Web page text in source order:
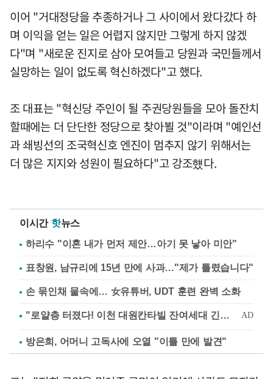
이어 "거대정당을 추종하거나 그 사이에서 왔다갔다 하
며 이익을 얻는 일은 어렵지 않지만 그렇게 하지 않겠
다"며 "새로운 진지로 삼아 모여들고 당원과 국민들께서
실망하는 일이 없도록 혁신하겠다"고 했다.
조 대표는 "혁신당 주인이 될 주권당원들을 모아 돌잔치
할때에는 더 단단한 정당으로 찾아뵐 것"이라며 "예인선
과 쇄빙선의 조국혁신호 엔진이 멈추지 않기 위해서는
더 많은 지지와 성원이 필요하다"고 강조헀다.
이시간 핫뉴스
하리수 "이혼 내가 먼저 제안…아기 못 낳아 미안"
표창원, 남규리에 15년 만에 사과…"제가 틀렸습니다"
손 묶인채 물속에… 女유튜버, UDT 훈련 완벽 소화
방은희, 어머니 고독사에 오열 "이틀 만에 발견"